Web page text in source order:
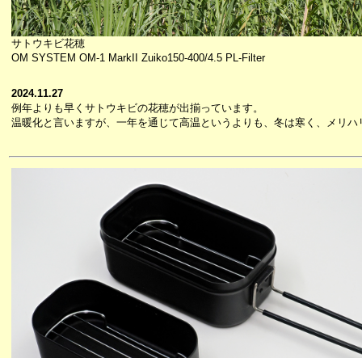
サトウキビ花穂
OM SYSTEM OM-1 MarkII Zuiko150-400/4.5 PL-Filter
2024.11.27
例年よりも早くサトウキビの花穂が出揃っています。
温暖化と言いますが、一年を通じて高温というよりも、冬は寒く、メリ